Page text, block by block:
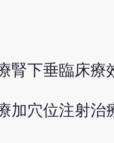
下垂臨床療
穴位注射治